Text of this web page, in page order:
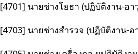
[4701] นายช่างโยธา (ปฏิบัติงาน-อา
[4703] นายช่างสำรวจ (ปฏิบัติงาน-อ